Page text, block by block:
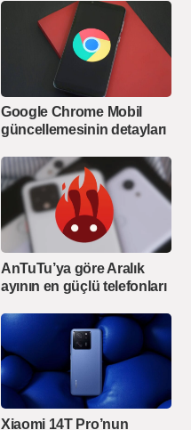
Google Chrome Mobil
güncellemesinin detayları
AnTuTu’ya göre Aralık
ayının en güçlü telefonları
Xiaomi 14T Pro’nun